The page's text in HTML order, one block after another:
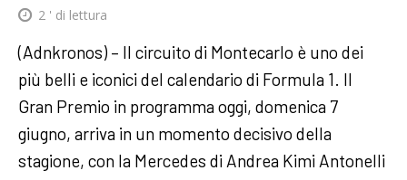
2 ' di lettura
(Adnkronos) – Il circuito di Montecarlo è uno dei
più belli e iconici del calendario di Formula 1. Il
Gran Premio in programma oggi, domenica 7
giugno, arriva in un momento decisivo della
stagione, con la Mercedes di Andrea Kimi Antonelli